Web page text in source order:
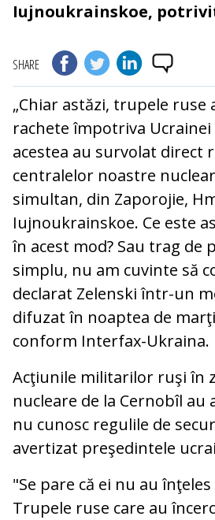
Iujnoukrainskoe, potrivit
SHARE
„Chiar astăzi, trupele ruse
rachete împotriva
acestea au survolat direct
centralelor noastre
simultan, din Zaporojie,
Iujnoukrainskoe. Ce este
în acest mod? Sau trag de
simplu, nu am cuvinte să
declarat Zelenski într-un
difuzat în noaptea de
conform Interfax-Ukraina.
Acţiunile militarilor ruşi în
nucleare de la Cernobîl au
nu cunosc regulile de
avertizat preşedintele
"Se pare că ei nu au
Trupele ruse care au